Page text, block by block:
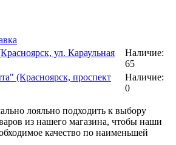
ул. Караульная
Наличие:
65
(Красноярск, проспект
Наличие:
0
лояльно подходить к выбору
из нашего магазина, чтобы наши
качество по наименьшей